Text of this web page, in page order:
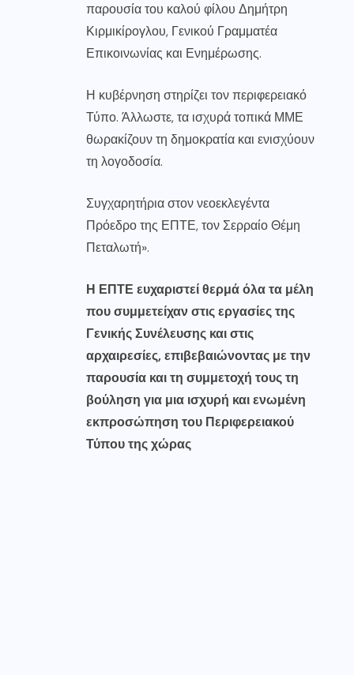
παρουσία του καλού φίλου Δημήτρη
Κιρμικίρογλου, Γενικού Γραμματέα
Επικοινωνίας και Ενημέρωσης.
Η κυβέρνηση στηρίζει τον περιφερειακό
Τύπο. Άλλωστε, τα ισχυρά τοπικά ΜΜΕ
θωρακίζουν τη δημοκρατία και ενισχύουν
τη λογοδοσία.
Συγχαρητήρια στον νεοεκλεγέντα
Πρόεδρο της ΕΠΤΕ, τον Σερραίο Θέμη
Πεταλωτή».
Η ΕΠΤΕ ευχαριστεί θερμά όλα τα μέλη
που συμμετείχαν στις εργασίες της
Γενικής Συνέλευσης και στις
αρχαιρεσίες, επιβεβαιώνοντας με την
παρουσία και τη συμμετοχή τους τη
βούληση για μια ισχυρή και ενωμένη
εκπροσώπηση του Περιφερειακού
Τύπου της χώρας